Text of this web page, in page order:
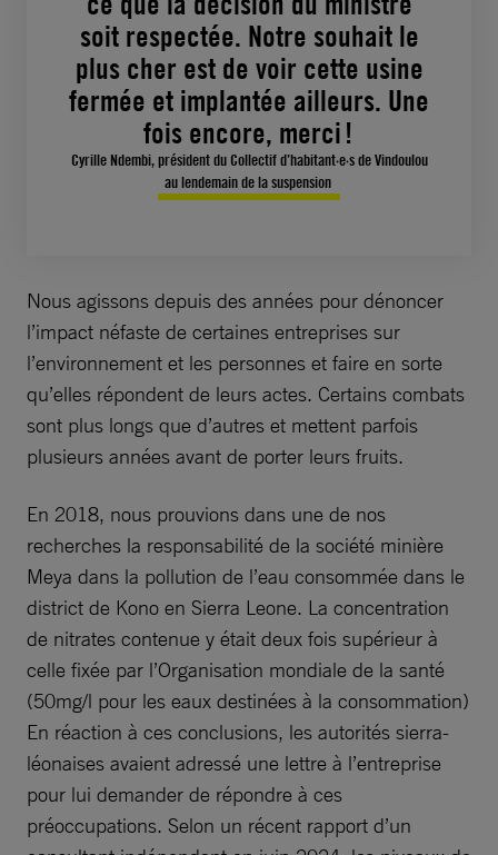
soit respectée. Notre souhait le
plus cher est de voir cette usine
fermée et implantée ailleurs. Une
fois encore, merci !
Cyrille Ndembi, président du Collectif d’habitant·e·s de Vindoulou
au lendemain de la suspension
Nous agissons depuis des années pour dénoncer
l’impact néfaste de certaines entreprises sur
l’environnement et les personnes et faire en sorte
qu’elles répondent de leurs actes. Certains combats
sont plus longs que d’autres et mettent parfois
plusieurs années avant de porter leurs fruits.
En 2018, nous prouvions dans une de nos
recherches la responsabilité de la société minière
Meya dans la pollution de l’eau consommée dans le
district de Kono en Sierra Leone. La concentration
de nitrates contenue y était deux fois supérieur à
celle fixée par l’Organisation mondiale de la santé
(50mg/l pour les eaux destinées à la consommation)
En réaction à ces conclusions, les autorités sierra-
léonaises avaient adressé une lettre à l’entreprise
pour lui demander de répondre à ces
préoccupations. Selon un récent rapport d’un